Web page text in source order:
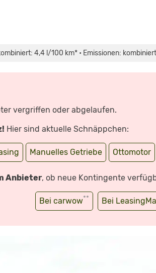
4,4 l/100 km* • Emissionen:
vergriffen oder abgelaufen.
Hier sind aktuelle Schnäppchen:
Manuelles Getriebe Ottomotor
Anbieter, ob neue Kontingente
Bei carwow** Bei